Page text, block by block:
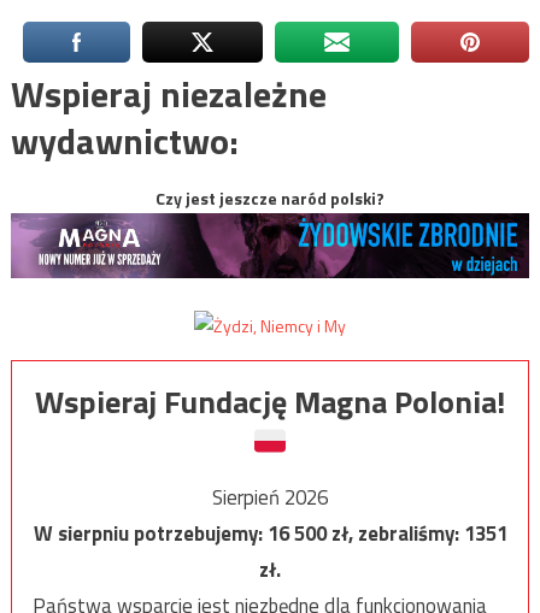
Wspieraj niezależne
wydawnictwo:
Czy jest jeszcze naród polski?
Wspieraj Fundację Magna Polonia!
Sierpień 2026
W sierpniu potrzebujemy:16 500zł, zebraliśmy:1351
zł.
Państwa wsparcie jest niezbędne dla funkcjonowania